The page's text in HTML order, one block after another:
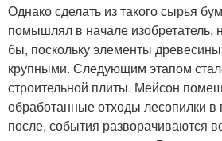
Однако сделать из такого сырья
помышлял в начале изобретатель,
бы, поскольку элементы
крупными. Следующим этапом
строительной плиты. Мейсон
обработанные отходы лесопилки в
после, события разворачиваются